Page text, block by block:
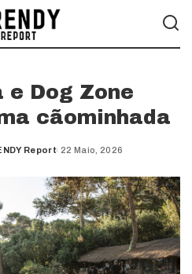
e Dog Zone
cãominhada
Report 22 Maio, 2026